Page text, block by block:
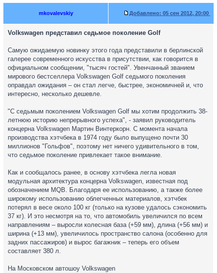
mkovalevskiy Добавлено: 05 сен 2012, 20:00
Volkswagen представил седьмое поколение Golf
Самую ожидаемую новинку этого года представили в берлинской
галерее современного искусства в присутствии, как говорится в
официальном сообщении, "тысяч гостей". Увенчанный званием
мирового бестселлера Volkswagen Golf седьмого поколения
оправдал ожидания – он стал легче, быстрее, экономичней и, что
интересно, несколько дешевле.
"С седьмым поколением Volkswagen Golf мы хотим продолжить 38-
летнюю историю непрерывного успеха", - заявил руководитель
концерна Volkswagen Мартин Винтеркорн. С момента начала
производства хэтчбека в 1974 году было выпущено почти 30
миллионов "Гольфов", поэтому нет ничего удивительного в том,
что седьмое поколение привлекает такое внимание.
Как и сообщалось ранее, в основу хэтчбека легла новая
модульная архитектура концерна Volkswagen, известная под
обозначением MQB. Благодаря ее использованию, а также более
широкому использованию облегченных материалов, хэтчбек
потерял в весе около 100 кг (только на кузове удалось сэкономить
37 кг). И это несмотря на то, что автомобиль увеличился по всем
направлениям – выросли колесная база (+59 мм), длина (+56 мм) и
ширина (+13 мм), увеличилось пространство салона (особенно для
задних пассажиров) и вырос багажник – теперь его объем
составляет 380 л.
На Московском автошоу Volkswagen